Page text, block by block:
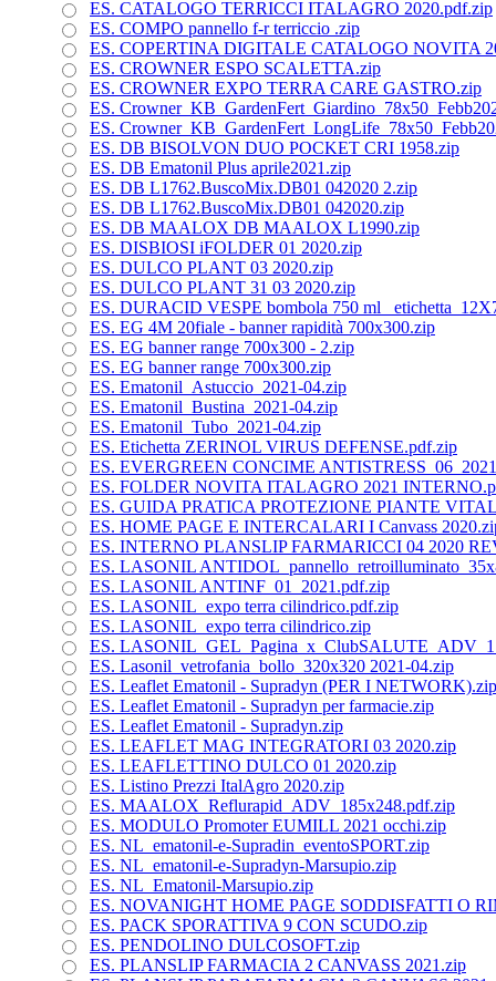
ES. CATALOGO TERRICCI ITALAGRO 2020.pdf.zip
ES. COMPO pannello f-r terriccio .zip
ES. COPERTINA DIGITALE CATALOGO NOVITA
ES. CROWNER ESPO SCALETTA.zip
ES. CROWNER EXPO TERRA CARE GASTRO.zip
ES.
ES.
ES. DB BISOLVON DUO POCKET CRI 1958.zip
ES. DB Ematonil Plus aprile2021.zip
ES. DB L1762.BuscoMix.DB01 042020 2.zip
ES. DB L1762.BuscoMix.DB01 042020.zip
ES. DB MAALOX DB MAALOX L1990.zip
ES. DISBIOSI iFOLDER 01 2020.zip
ES. DULCO PLANT 03 2020.zip
ES. DULCO PLANT 31 03 2020.zip
ES. DURACID VESPE bombola 750 ml_
ES. EG 4M 20fiale - banner rapidità 700x300.zip
ES. EG banner range 700x300 - 2.zip
ES. EG banner range 700x300.zip
ES. Ematonil_Astuccio_2021-04.zip
ES. Ematonil_Bustina_2021-04.zip
ES. Ematonil_Tubo_2021-04.zip
ES. Etichetta ZERINOL VIRUS DEFENSE.pdf.zip
ES. EVERGREEN CONCIME
ES. FOLDER NOVITA ITALAGRO 2021
ES. GUIDA PRATICA PROTEZIONE PIANTE
ES. HOME PAGE E INTERCALARI I Canvass
ES. INTERNO PLANSLIP FARMARICCI 04 2020
ES. LASONIL
ES. LASONIL ANTINF_01_2021.pdf.zip
ES. LASONIL_expo terra cilindrico.pdf.zip
ES. LASONIL_expo terra cilindrico.zip
ES.
ES. Lasonil_vetrofania_bollo_320x320 2021-04.zip
ES. Leaflet Ematonil - Supradyn (PER I NETWORK).zip
ES. Leaflet Ematonil - Supradyn per farmacie.zip
ES. Leaflet Ematonil - Supradyn.zip
ES. LEAFLET MAG INTEGRATORI 03 2020.zip
ES. LEAFLETTINO DULCO 01 2020.zip
ES. Listino Prezzi ItalAgro 2020.zip
ES. MAALOX_Reflurapid_ADV_185x248.pdf.zip
ES. MODULO Promoter EUMILL 2021 occhi.zip
ES. NL_ematonil-e-Supradin_eventoSPORT.zip
ES. NL_ematonil-e-Supradyn-Marsupio.zip
ES. NL_Ematonil-Marsupio.zip
ES. NOVANIGHT HOME PAGE SODDISFATTI O
ES. PACK SPORATTIVA 9 CON SCUDO.zip
ES. PENDOLINO DULCOSOFT.zip
ES. PLANSLIP FARMACIA 2 CANVASS 2021.zip